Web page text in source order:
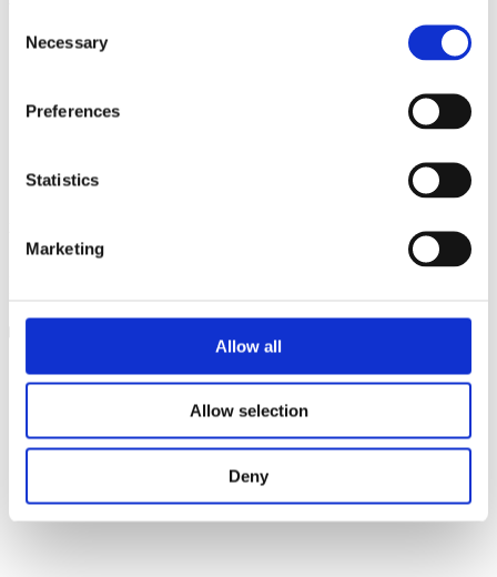
Selection
Necessary
Preferences
Statistics
Marketing
Allow all
Allow selection
Deny
Vitamin C bidrager til en normal psykologisk funktion.